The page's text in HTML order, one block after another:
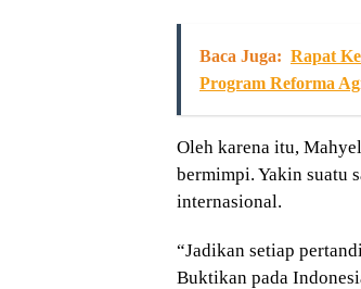
Baca Juga: Rapat
Program Reforma
Oleh karena itu,
bermimpi. Yakin suatu
internasional.
“Jadikan setiap
Buktikan pada